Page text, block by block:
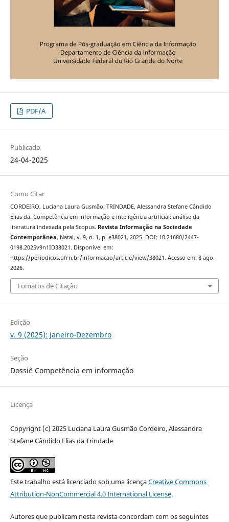
PDF/A
Publicado
24-04-2025
Como Citar
CORDEIRO, Luciana Laura Gusmão; TRINDADE, Alessandra Stefane Cândido
Elias da. Competência em informação e inteligência artificial: análise da
literatura indexada pela Scopus. Revista Informação na Sociedade
Contemporânea, Natal, v. 9, n. 1, p. e38021, 2025. DOI: 10.21680/2447-
0198.2025v9n1ID38021. Disponível em:
https://periodicos.ufrn.br/informacao/article/view/38021. Acesso em: 8 ago.
2026.
Fomatos de Citação
Edição
v. 9 (2025): Janeiro-Dezembro
Seção
Dossiê Competência em informação
Licença
Copyright (c) 2025 Luciana Laura Gusmão Cordeiro, Alessandra
Stefane Cândido Elias da Trindade
Este trabalho está licenciado sob uma licençaCreative Commons
Attribution-NonCommercial 4.0 International License.
Autores que publicam nesta revista concordam com os seguintes